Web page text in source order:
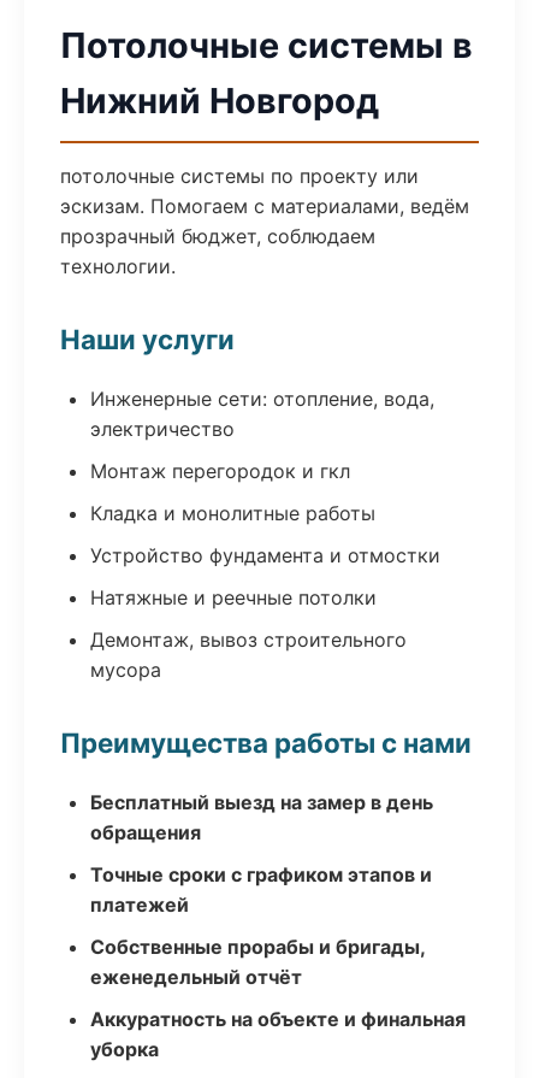
Потолочные системы в
Нижний Новгород
потолочные системы по проекту или
эскизам. Помогаем с материалами, ведём
прозрачный бюджет, соблюдаем
технологии.
Наши услуги
Инженерные сети: отопление, вода,
электричество
Монтаж перегородок и гкл
Кладка и монолитные работы
Устройство фундамента и отмостки
Натяжные и реечные потолки
Демонтаж, вывоз строительного
мусора
Преимущества работы с нами
Бесплатный выезд на замер в день
обращения
Точные сроки с графиком этапов и
платежей
Собственные прорабы и бригады,
еженедельный отчёт
Аккуратность на объекте и финальная
уборка